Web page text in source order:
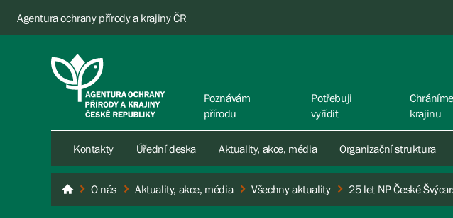
Agentura ochrany přírody a krajiny ČR
Poznávám
přírodu
Potřebuji
vyřídit
krajinu
Kontakty Úřední deska Aktuality, akce, média Organizační struktura
AOPK ČR
O nás Aktuality, akce, média Všechny aktuality